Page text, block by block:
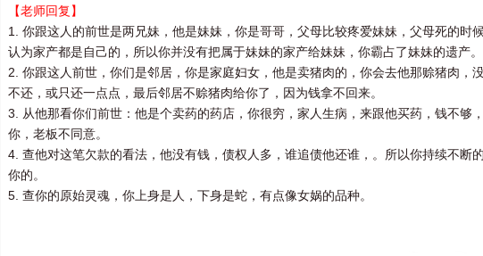
【老师回复】
1.
你跟这人的前世是两兄妹，他是妹妹，你是哥哥，父母比较疼爱妹妹，父母死的时
认为家产都是自己的，所以你并没有把属于妹妹的家产给妹妹，你霸占了妹妹的遗产。
2. 你跟这人前世，你们是邻居，你是家庭妇女，他是卖猪肉的，你会去他那赊猪肉，
不还，或只还一点点，最后邻居不赊猪肉给你了，因为钱拿不回来。
3. 从他那看你们前世：他是个卖药的药店，你很穷，家人生病，来跟他买药，钱不够
你，老板不同意。
4. 查他对这笔欠款的看法，他没有钱，债权人多，谁追债他还谁，。所以你持续不断
你的。
5. 查你的原始灵魂，你上身是人，下身是蛇，有点像女娲的品种。